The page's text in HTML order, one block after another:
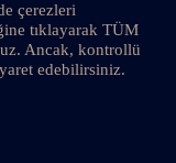
çerezleri
tıklayarak TÜM
Ancak, kontrollü
edebilirsiniz.